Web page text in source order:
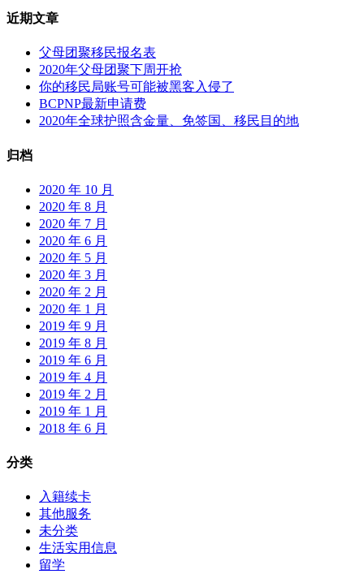
近期文章
父母团聚移民报名表
2020年父母团聚下周开抢
你的移民局账号可能被黑客入侵了
BCPNP最新申请费
2020年全球护照含金量、免签国、移民目的地
归档
2020 年 10 月
2020 年 8 月
2020 年 7 月
2020 年 6 月
2020 年 5 月
2020 年 3 月
2020 年 2 月
2020 年 1 月
2019 年 9 月
2019 年 8 月
2019 年 6 月
2019 年 4 月
2019 年 2 月
2019 年 1 月
2018 年 6 月
分类
入籍续卡
其他服务
未分类
生活实用信息
留学